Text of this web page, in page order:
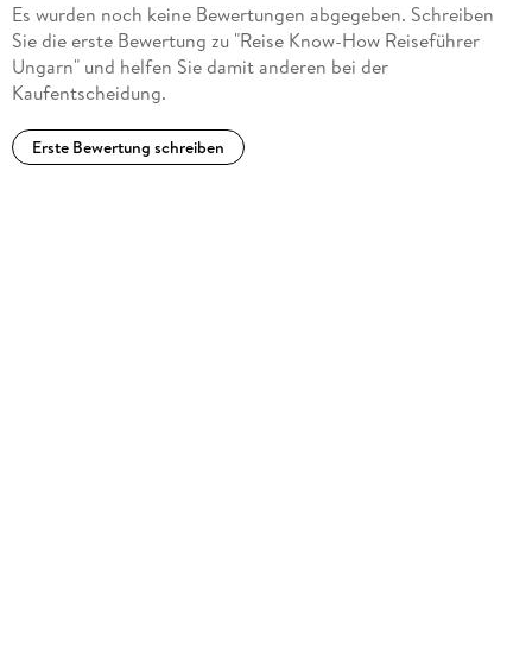
Es wurden noch keine Bewertungen abgegeben. Schreiben
Sie die erste Bewertung zu "Reise Know-How Reiseführer
Ungarn" und helfen Sie damit anderen bei der
Kaufentscheidung.
Erste Bewertung schreiben